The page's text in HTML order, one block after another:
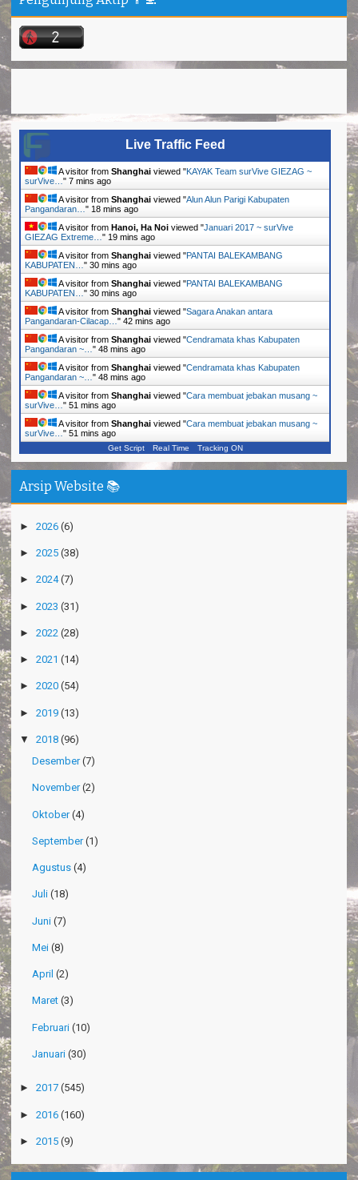
Live Traffic Feed
A visitor from Shanghai viewed "KAYAK Team surVive GIEZAG ~
surVive… " 7 mins ago
A visitor from Shanghai viewed "Alun Alun Parigi Kabupaten
Pangandaran… " 18 mins ago
A visitor from Hanoi, Ha Noi viewed "Januari 2017 ~ surVive
GIEZAG Extreme… " 19 mins ago
A visitor from Shanghai viewed "PANTAI BALEKAMBANG
KABUPATEN… " 30 mins ago
A visitor from Shanghai viewed "PANTAI BALEKAMBANG
KABUPATEN… " 30 mins ago
A visitor from Shanghai viewed "Sagara Anakan antara
Pangandaran-Cilacap… " 42 mins ago
A visitor from Shanghai viewed "Cendramata khas Kabupaten
Pangandaran ~… " 48 mins ago
A visitor from Shanghai viewed "Cendramata khas Kabupaten
Pangandaran ~… " 48 mins ago
A visitor from Shanghai viewed "Cara membuat jebakan musang ~
surVive… " 51 mins ago
A visitor from Shanghai viewed "Cara membuat jebakan musang ~
surVive… " 51 mins ago
Get Script Real Time Tracking ON
Arsip Website 📚
► 2026 (6)
► 2025 (38)
► 2024(7)
► 2023 (31)
► 2022 (28)
► 2021 (14)
► 2020 (54)
► 2019 (13)
▼ 2018 (96)
Desember(7)
November(2)
Oktober(4)
September(1)
Agustus (4)
Juli (18)
Juni (7)
Mei (8)
April (2)
Maret (3)
Februari (10)
Januari (30)
► 2017 (545)
► 2016 (160)
► 2015 (9)